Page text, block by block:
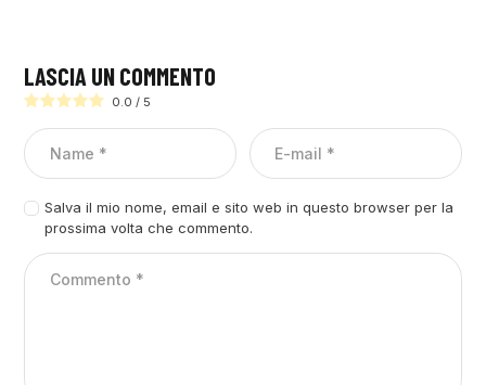
LASCIA UN COMMENTO
0.0 / 5
Salva il mio nome, email e sito web in questo browser per la
prossima volta che commento.